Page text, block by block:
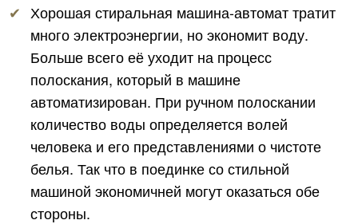
Хорошая стиральная машина-автомат тратит
много электроэнергии, но экономит воду.
Больше всего её уходит на процесс
полоскания, который в машине
автоматизирован. При ручном полоскании
количество воды определяется волей
человека и его представлениями о чистоте
белья. Так что в поединке со стильной
машиной экономичней могут оказаться обе
стороны.